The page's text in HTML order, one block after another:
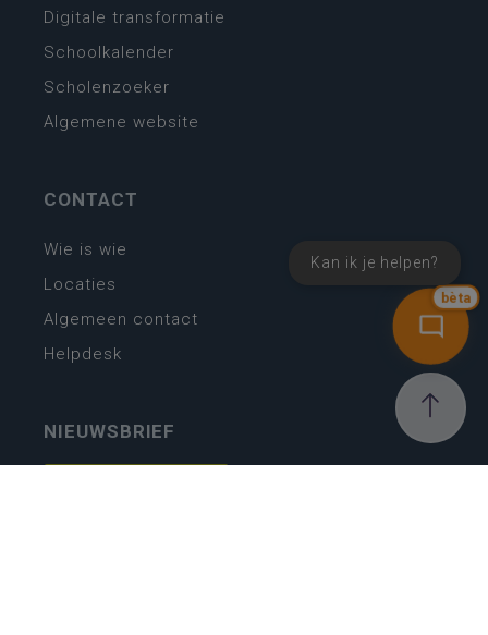
bèta
Kan ik je helpen?
Digitale transformatie
Schoolkalender
Scholenzoeker
Algemene website
CONTACT
Wie is wie
Locaties
Algemeen contact
Helpdesk
NIEUWSBRIEF